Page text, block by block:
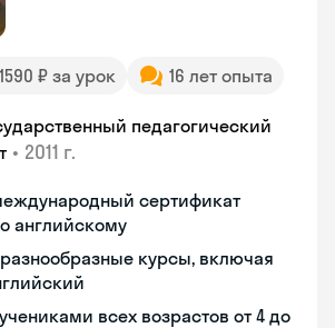
₽ за урок 16 лет опыта
педагогический
• 2011 г.
сертификат
английскому
курсы, включая
всех возрастов от 4 до